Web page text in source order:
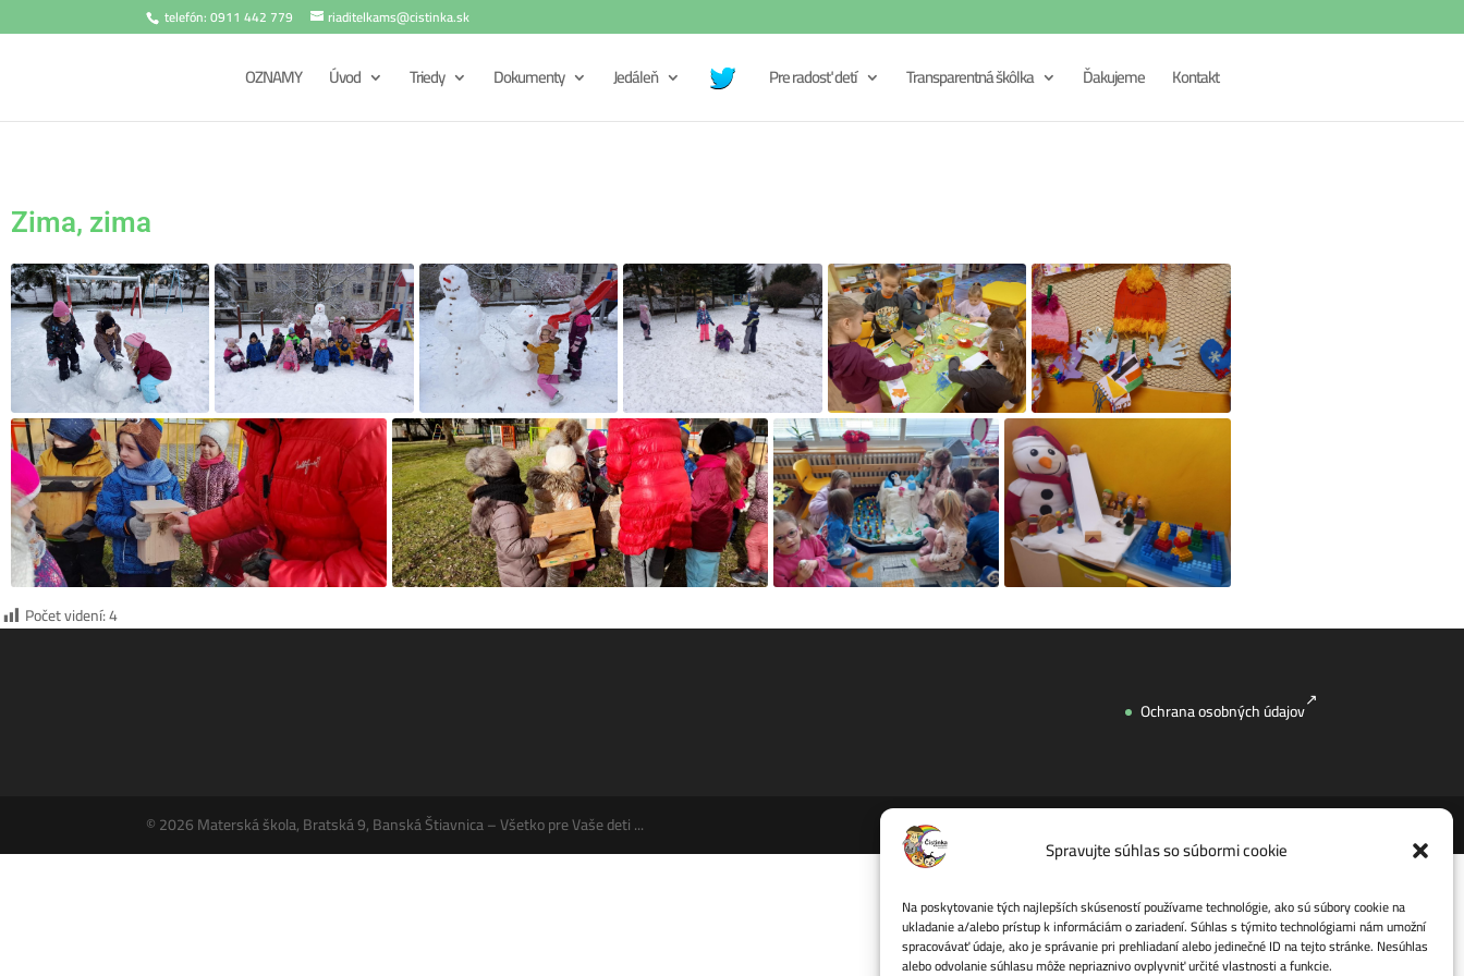
Spravujte súhlas so súbormi cookie
Na poskytovanie tých najlepších skúseností používame technológie, ako sú súbory cookie na
ukladanie a/alebo prístup k informáciám o zariadení. Súhlas s týmito technológiami nám umožní
spracovávať údaje, ako je správanie pri prehliadaní alebo jedinečné ID na tejto stránke. Nesúhlas
alebo odvolanie súhlasu môže nepriaznivo ovplyvniť určité vlastnosti a funkcie.
telefón: 0911 442 779 riaditelkams@cistinka.sk
OZNAMY Úvod Triedy Dokumenty Jedáleň Pre radosť detí Transparentná škôlka Ďakujeme Kontakt
Zima, zima
Počet videní:4
Ochrana osobných údajov
© 2026 Materská škola, Bratská 9, Banská Štiavnica – Všetko pre Vaše deti ...